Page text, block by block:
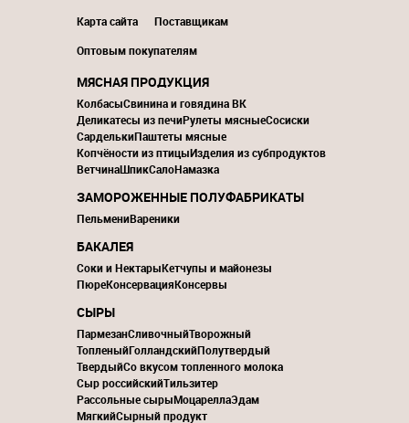
Карта сайта
Поставщикам
Оптовым покупателям
МЯСНАЯ ПРОДУКЦИЯ
КолбасыСвинина и говядина ВК
Деликатесы из печиРулеты мясныеСосиски
СарделькиПаштеты мясные
Копчёности из птицыИзделия из субпродуктов
ВетчинаШпикСалоНамазка
ЗАМОРОЖЕННЫЕ ПОЛУФАБРИКАТЫ
ПельмениВареники
БАКАЛЕЯ
Соки и НектарыКетчупы и майонезы
ПюреКонсервацияКонсервы
СЫРЫ
ПармезанСливочныйТворожный
ТопленыйГолландскийПолутвердый
ТвердыйСо вкусом топленного молока
Сыр российскийТильзитер
Рассольные сырыМоцареллаЭдам
МягкийСырный продукт